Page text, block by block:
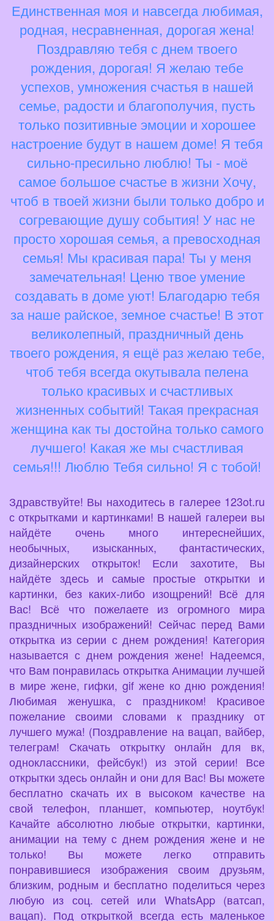
Единственная моя и навсегда любимая,
родная, несравненная, дорогая жена!
Поздравляю тебя с днем твоего
рождения, дорогая! Я желаю тебе
успехов, умножения счастья в нашей
семье, радости и благополучия, пусть
только позитивные эмоции и хорошее
настроение будут в нашем доме! Я тебя
сильно-пресильно люблю! Ты - моё
самое большое счастье в жизни Хочу,
чтоб в твоей жизни были только добро и
согревающие душу события! У нас не
просто хорошая семья, а превосходная
семья! Мы красивая пара! Ты у меня
замечательная! Ценю твое умение
создавать в доме уют! Благодарю тебя
за наше райское, земное счастье! В этот
великолепный, праздничный день
твоего рождения, я ещё раз желаю тебе,
чтоб тебя всегда окутывала пелена
только красивых и счастливых
жизненных событий! Такая прекрасная
женщина как ты достойна только самого
лучшего! Какая же мы счастливая
семья!!! Люблю Тебя сильно! Я с тобой!
Здравствуйте! Вы находитесь в галерее 123ot.ru
с открытками и картинками! В нашей галереи вы
найдёте очень много интереснейших,
необычных, изысканных, фантастических,
дизайнерских открыток! Если захотите, Вы
найдёте здесь и самые простые открытки и
картинки, без каких-либо изощрений! Всё для
Вас! Всё что пожелаете из огромного мира
праздничных изображений! Сейчас перед Вами
открытка из серии с днем рождения! Категория
называется с днем рождения жене! Надеемся,
что Вам понравилась открытка Анимации лучшей
в мире жене, гифки, gif жене ко дню рождения!
Любимая женушка, с праздником! Красивое
пожелание своими словами к празднику от
лучшего мужа! (Поздравление на вацап, вайбер,
телеграм! Скачать открытку онлайн для вк,
одноклассники, фейсбук!) из этой серии! Все
открытки здесь онлайн и они для Вас! Вы можете
бесплатно скачать их в высоком качестве на
свой телефон, планшет, компьютер, ноутбук!
Качайте абсолютно любые открытки, картинки,
анимации на тему с днем рождения жене и не
только! Вы можете легко отправить
понравившиеся изображения своим друзьям,
близким, родным и бесплатно поделиться через
любую из соц. сетей или WhatsApp (ватсап,
вацап). Под открыткой всегда есть маленькое